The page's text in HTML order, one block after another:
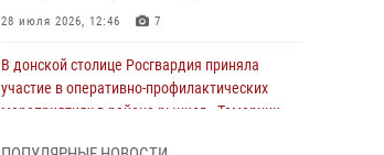
28 июля 2026, 12:46 7
В донской столице Росгвардия приняла
участие в оперативно-профилактических
мероприятиях в районе рынков «Темерник»